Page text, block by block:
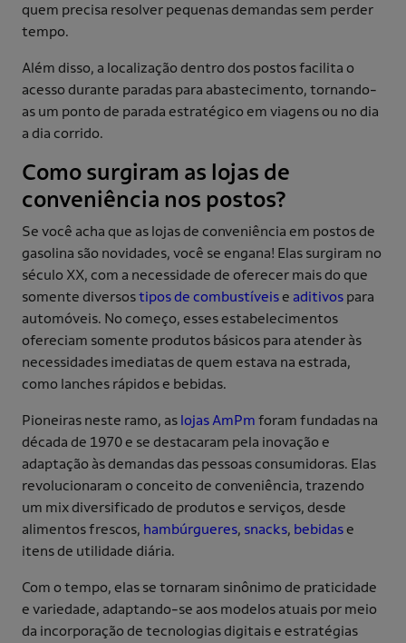
quem precisa resolver pequenas demandas sem perder
tempo.
Além disso, a localização dentro dos postos facilita o
acesso durante paradas para abastecimento, tornando-
as um ponto de parada estratégico em viagens ou no dia
a dia corrido.
Como surgiram as lojas de
conveniência nos postos?
Se você acha que as lojas de conveniência em postos de
gasolina são novidades, você se engana! Elas surgiram no
século XX, com a necessidade de oferecer mais do que
somente diversostipos de combustíveise aditivos para
automóveis. No começo, esses estabelecimentos
ofereciam somente produtos básicos para atender às
necessidades imediatas de quem estava na estrada,
como lanches rápidos e bebidas.
Pioneiras neste ramo, as lojasAmPm foram fundadas na
década de 1970 e se destacaram pela inovação e
adaptação às demandas das pessoas consumidoras. Elas
revolucionaram o conceito de conveniência, trazendo
um mix diversificado de produtos e serviços, desde
alimentos frescos, hambúrgueres, snacks, bebidase
itens de utilidade diária.
Com o tempo, elas se tornaram sinônimo de praticidade
e variedade, adaptando-se aos modelos atuais por meio
da incorporação de tecnologias digitais e estratégias